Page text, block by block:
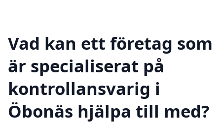
Vad kan ett företag som
är specialiserat på
kontrollansvarig i
Öbonäs hjälpa till med?